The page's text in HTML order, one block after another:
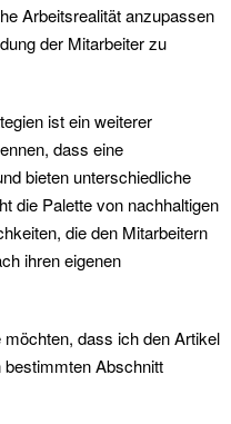
Arbeitsrealität anzupassen
der Mitarbeiter zu
ist ein weiterer
dass eine
bieten unterschiedliche
die Palette von nachhaltigen
die den Mitarbeitern
ihren eigenen
dass ich den Artikel
Abschnitt